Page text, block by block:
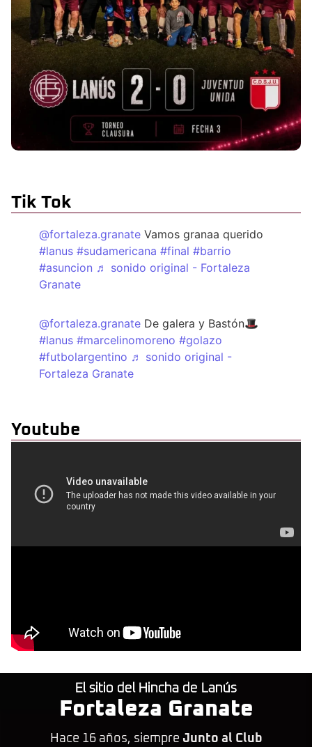
Tik Tok
@fortaleza.granate Vamos granaa querido
#lanus #sudamericana #final #barrio
#asuncion ♬ sonido original - Fortaleza
Granate
@fortaleza.granate De galera y Bastón🎩
#lanus #marcelinomoreno #golazo
#futbolargentino ♬ sonido original -
Fortaleza Granate
Youtube
El sitio del Hincha de Lanús
Fortaleza Granate
Hace 16 años, siempre Junto al Club